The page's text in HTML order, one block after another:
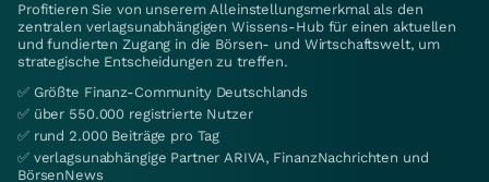
Profitieren Sie von unserem Alleinstellungsmerkmal als den
zentralen verlagsunabhängigen Wissens-Hub für einen aktuellen
und fundierten Zugang in die Börsen- und Wirtschaftswelt, um
strategische Entscheidungen zu treffen.
✅ Größte Finanz-Community Deutschlands
✅ über 550.000 registrierte Nutzer
✅ rund 2.000 Beiträge pro Tag
✅ verlagsunabhängige Partner ARIVA, FinanzNachrichten und
BörsenNews